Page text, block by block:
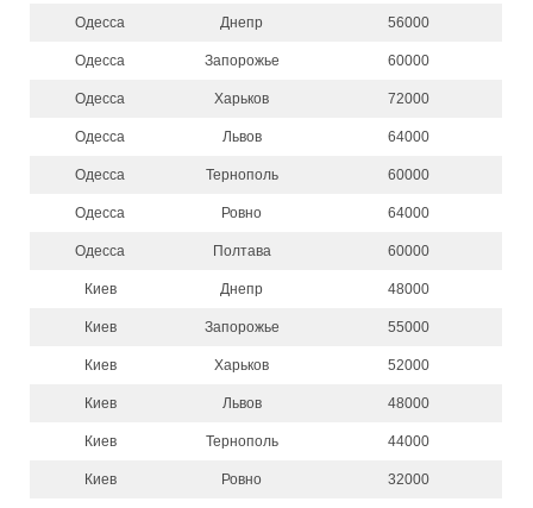
Одесса Днепр 56000
Одесса Запорожье 60000
Одесса Харьков 72000
Одесса Львов 64000
Одесса Тернополь 60000
Одесса Ровно 64000
Одесса Полтава 60000
Киев Днепр 48000
Киев Запорожье 55000
Киев Харьков 52000
Киев Львов 48000
Киев Тернополь 44000
Киев Ровно 32000